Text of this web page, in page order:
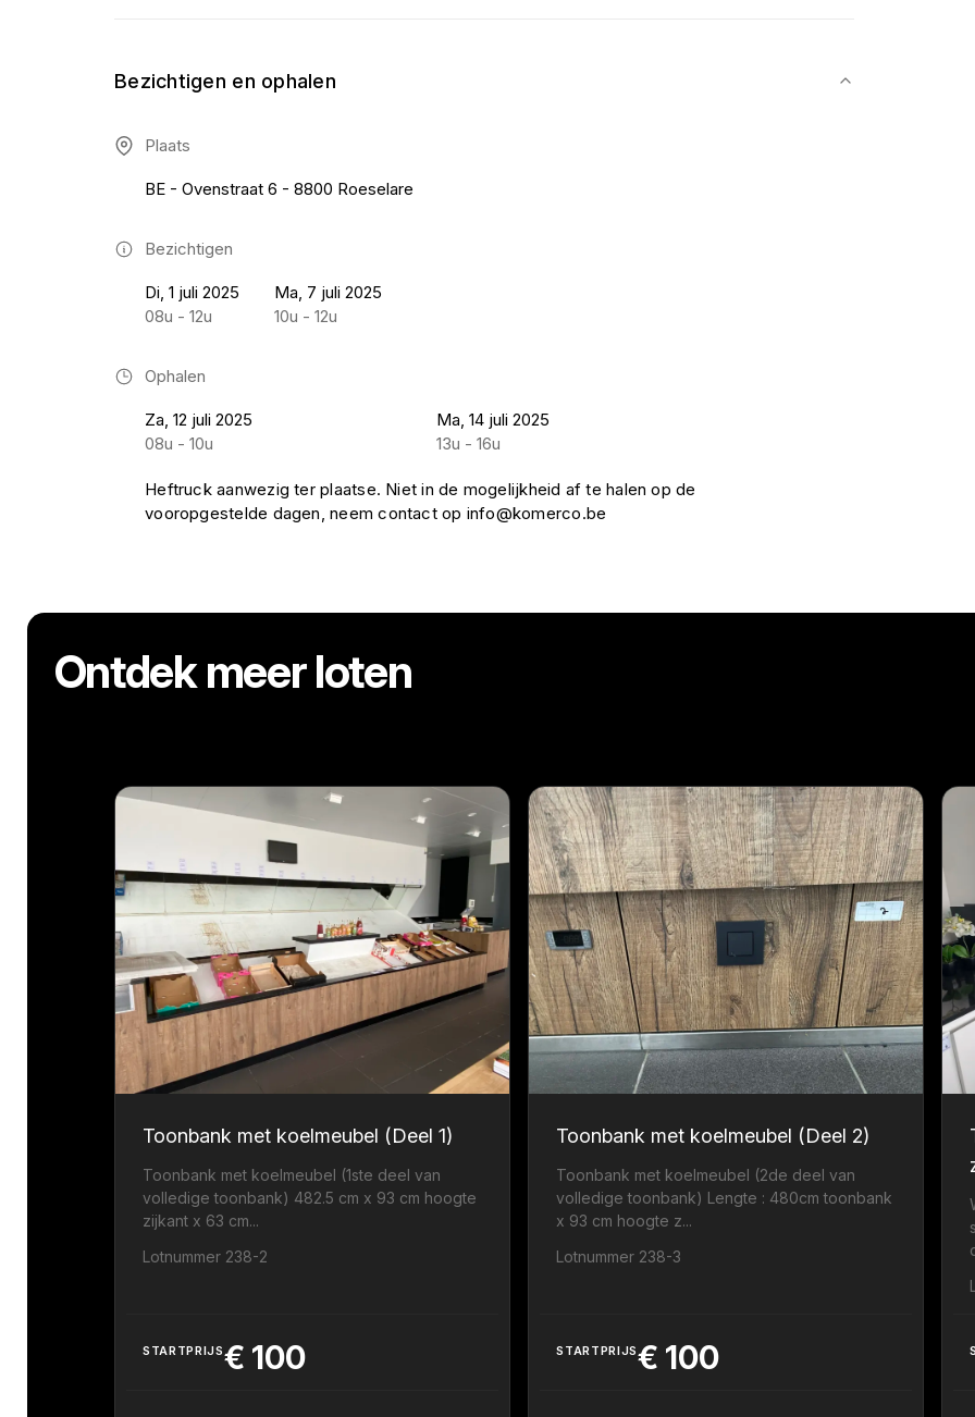
Bezichtigen en ophalen
Plaats
BE - Ovenstraat 6 - 8800 Roeselare
Bezichtigen
Di, 1 juli 2025
08u - 12u
Ma, 7 juli 2025
10u - 12u
Ophalen
Za, 12 juli 2025
08u - 10u
Ma, 14 juli 2025
13u - 16u
Heftruck aanwezig ter plaatse. Niet in de mogelijkheid af te halen op de
vooropgestelde dagen, neem contact op info@komerco.be
Ontdek meer loten
Toonbank met koelmeubel (Deel 1)
Toonbank met koelmeubel (1ste deel van
volledige toonbank) 482.5 cm x 93 cm hoogte
zijkant x 63 cm...
Lotnummer 238-2
STARTPRIJS€ 100
Toonbank met koelmeubel (Deel 2)
Toonbank met koelmeubel (2de deel van
volledige toonbank) Lengte : 480cm toonbank
x 93 cm hoogte z...
Lotnummer 238-3
STARTPRIJS€ 100